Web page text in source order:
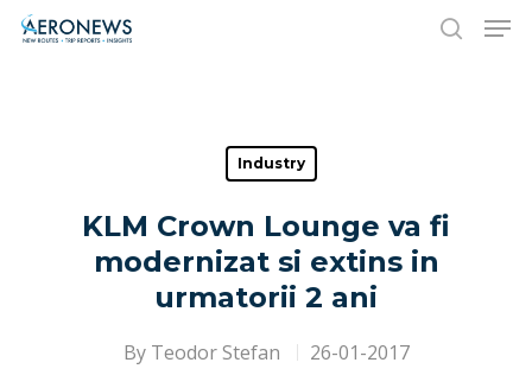
Hit enter to search or ESC to close
Industry
KLM Crown Lounge va fi
modernizat si extins in
urmatorii 2 ani
By Teodor Stefan 26-01-2017